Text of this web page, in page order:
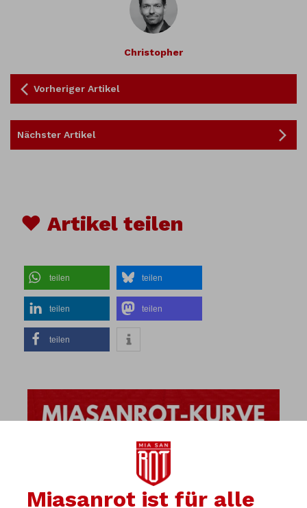
Christopher
Vorheriger Artikel
Nächster Artikel
♥ Artikel teilen
teilen teilen
teilen teilen
teilen
Miasanrot ist für alle